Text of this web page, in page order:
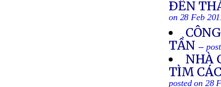
ÐẾN
on 28 Feb
TẦN --
NHÀ
TÌM